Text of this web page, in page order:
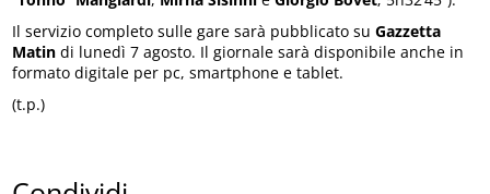
Il servizio completo sulle gare sarà pubblicato suGazzetta
Matin di lunedì 7 agosto. Il giornale sarà disponibile anche in
formato digitale per pc, smartphone e tablet.
(t.p.)